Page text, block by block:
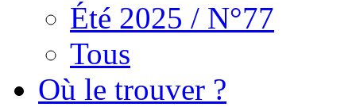
Été 2025 / N°77
Tous
Où le trouver ?